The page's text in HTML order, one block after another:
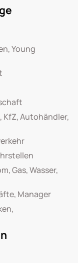
Young
Autohändler,
Gas, Wasser,
Manager